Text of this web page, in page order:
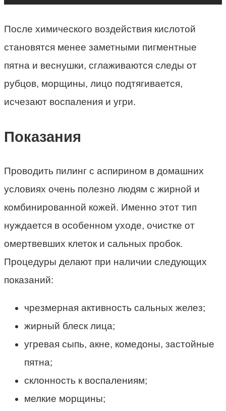
После химического воздействия кислотой
становятся менее заметными пигментные
пятна и веснушки, сглаживаются следы от
рубцов, морщины, лицо подтягивается,
исчезают воспаления и угри.
Показания
Проводить пилинг с аспирином в домашних
условиях очень полезно людям с жирной и
комбинированной кожей. Именно этот тип
нуждается в особенном уходе, очистке от
омертвевших клеток и сальных пробок.
Процедуры делают при наличии следующих
показаний:
чрезмерная активность сальных желез;
жирный блеск лица;
угревая сыпь, акне, комедоны, застойные
пятна;
склонность к воспалениям;
мелкие морщины;